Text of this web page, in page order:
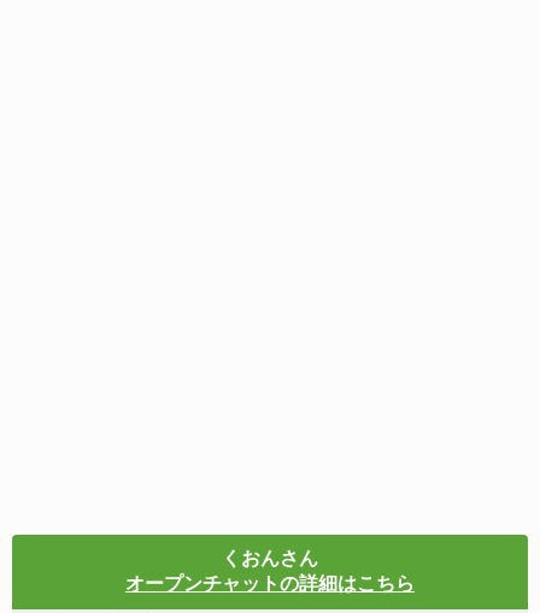
くおんさん
オープンチャットの詳細はこちら